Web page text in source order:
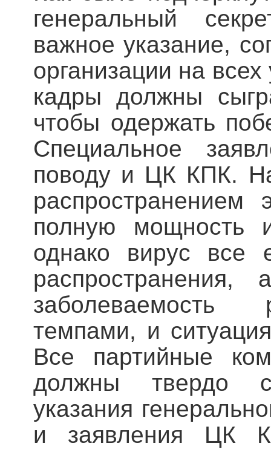
генеральный
важное указание,
организации на
кадры должны
чтобы одержать
Специальное
поводу и ЦК КПК.
полную мощность
однако вирус все
заболеваемость
темпами, и
Все партийные
должны твердо
указания
и заявления ЦК